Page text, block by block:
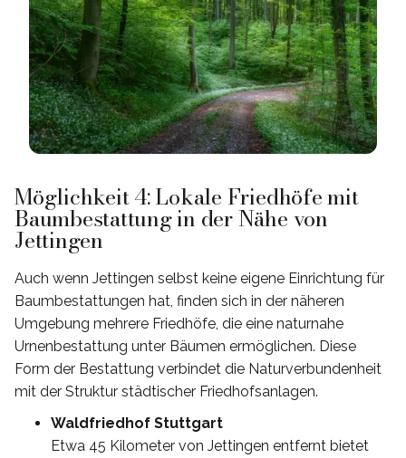
Möglichkeit 4: Lokale Friedhöfe mit
Baumbestattung in der Nähe von
Jettingen
Auch wenn Jettingen selbst keine eigene Einrichtung für
Baumbestattungen hat, finden sich in der näheren
Umgebung mehrere Friedhöfe, die eine naturnahe
Urnenbestattung unter Bäumen ermöglichen. Diese
Form der Bestattung verbindet die Naturverbundenheit
mit der Struktur städtischer Friedhofsanlagen.
Waldfriedhof Stuttgart
Etwa 45 Kilometer von Jettingen entfernt bietet